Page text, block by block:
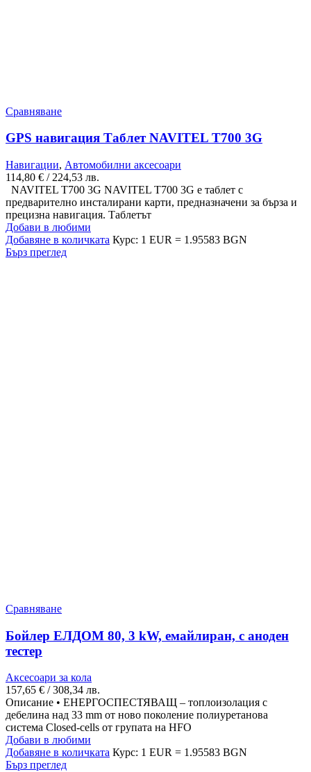
Сравняване
GPS навигация Таблет NAVITEL T700 3G
Навигации, Автомобилни аксесоари
114,80 € / 224,53 лв.
NAVITEL T700 3G NAVITEL T700 3G е таблет с
предварително инсталирани карти, предназначени за бърза и
прецизна навигация. Таблетът
Добави в любими
Добавяне в количката Курс: 1 EUR = 1.95583 BGN
Бърз преглед
Сравняване
Бойлер ЕЛДОМ 80, 3 kW, емайлиран, с аноден
тестер
Аксесоари за кола
157,65 € / 308,34 лв.
Описание • ЕНЕРГОСПЕСТЯВАЩ – топлоизолация с
дебелина над 33 mm от ново поколение полиуретанова
система Closed-cells от групата на HFO
Добави в любими
Добавяне в количката Курс: 1 EUR = 1.95583 BGN
Бърз преглед